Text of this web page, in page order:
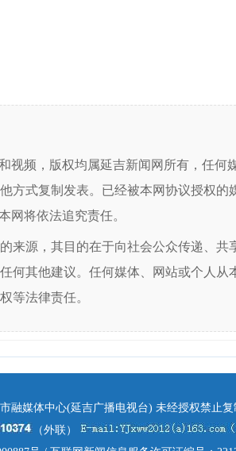
视频，版权均属延吉新闻网所有，任何
方式复制发表。已经被本网协议授权的
网将依法追究责任。
来源，其目的在于向社会公众传递、共
何其他建议。任何媒体、网站或个人从
等法律责任。
融媒体中心(延吉广播电视台) 未经授权禁止
（外联）